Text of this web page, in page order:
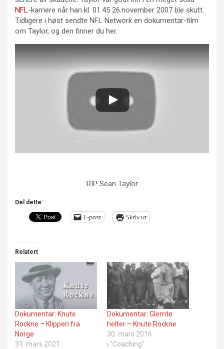
NFL-karriere når han kl. 01:45 26.november 2007 ble skutt.
Tidligere i høst sendte NFL Network en dokumentar-film
om Taylor, og den finner du her.
RIP Sean Taylor
Del dette:
E-post Skriv ut
Relatert
Dokumentar: Knute
Rockne – Klippen fra
Norge
31. mars 2021
Dokumentar: Glemte
helter – Knute Rockne
30. mars 2016
i "Coaching"